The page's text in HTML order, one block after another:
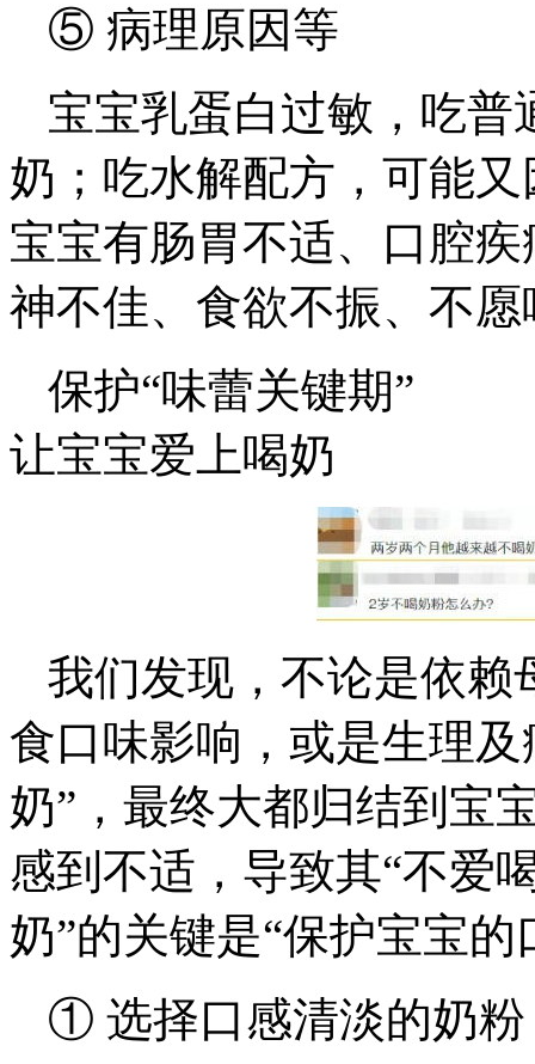
⑤ 病理原因等
宝宝乳蛋白过敏，吃
奶；吃水解配方，可能
宝宝有肠胃不适、口腔
神不佳、食欲不振、不
保护“味蕾关键期”
让宝宝爱上喝奶
我们发现，不论是依赖
食口味影响，或是生理
奶”，最终大都归结到宝
感到不适，导致其“不爱
奶”的关键是“保护宝宝的
① 选择口感清淡的奶粉